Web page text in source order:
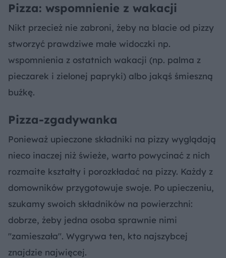
Pizza: wspomnienie z wakacji
Nikt przecież nie zabroni, żeby na blacie od pizzy
stworzyć prawdziwe małe widoczki np.
wspomnienia z ostatnich wakacji (np. palma z
pieczarek i zielonej papryki) albo jakąś śmieszną
buźkę.
Pizza-zgadywanka
Ponieważ upieczone składniki na pizzy wyglądają
nieco inaczej niż świeże, warto powycinać z nich
rozmaite kształty i porozkładać na pizzy. Każdy z
domowników przygotowuje swoje. Po upieczeniu,
szukamy swoich składników na powierzchni:
dobrze, żeby jedna osoba sprawnie nimi
"zamieszała". Wygrywa ten, kto najszybcej
znajdzie najwięcej.